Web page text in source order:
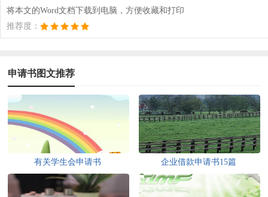
将本文的Word文档下载到电脑，方便收藏和打印
推荐度：
申请书图文推荐
有关学生会申请书 企业借款申请书15篇